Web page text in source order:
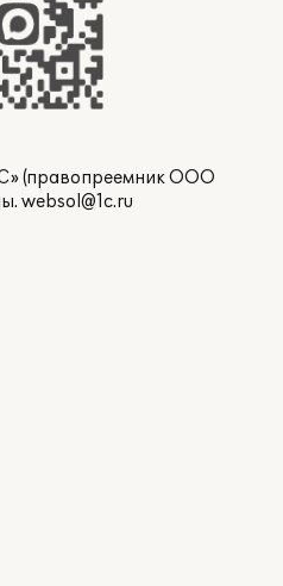
(правопреемник ООО
websol@1c.ru